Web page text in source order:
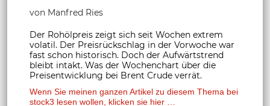
von Manfred Ries
Der Rohölpreis zeigt sich seit Wochen extrem
volatil. Der Preisrückschlag in der Vorwoche war
fast schon historisch. Doch der Aufwärtstrend
bleibt intakt. Was der Wochenchart über die
Preisentwicklung bei Brent Crude verrät.
Wenn Sie meinen ganzen Artikel zu diesem Thema bei
stock3 lesen wollen, klicken sie hier …